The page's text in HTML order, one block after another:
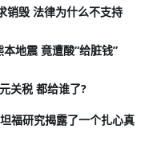
销毁 法律为什么不支持
地震 竟遭酸“给脏钱”
关税 都给谁了?
福研究揭露了一个扎心真